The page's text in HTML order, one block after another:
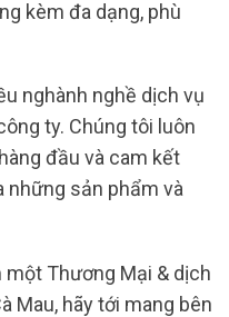
kèm đa dạng, phù
nghành nghề dịch vụ
ty. Chúng tôi luôn
đầu và cam kết
những sản phẩm và
Thương Mại & dịch
Mau, hãy tới mang bên